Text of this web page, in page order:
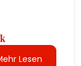
Lesen